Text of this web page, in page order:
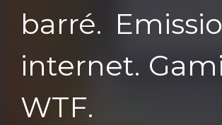
barré.
internet.
WTF.